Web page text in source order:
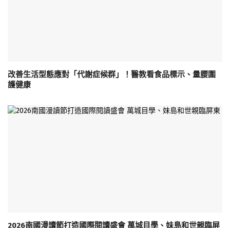
改善生活型態應對「代謝症候群」！醫教看食品標示、量腰圍
護健康
2026南國漫讀節打造國際閱讀盛會 萬城目學、妹島和世親臨屏